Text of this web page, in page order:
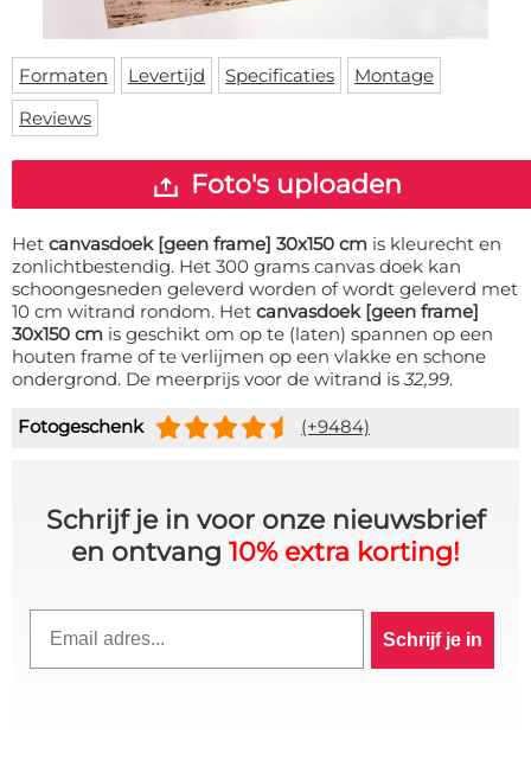
Vloermat
Skateboard deck
Levertijden
Inloggen
WhatsApp
Formaten Levertijd Specificaties
Montage
Reviews
Foto's uploaden
Het canvasdoek [geen frame] 30x150 cm is kleurecht en
zonlichtbestendig. Het 300 grams canvas doek kan
schoongesneden geleverd worden of wordt geleverd met
10 cm witrand rondom. Het canvasdoek [geen frame]
30x150 cm is geschikt om op te (laten) spannen op een
houten frame of te verlijmen op een vlakke en schone
ondergrond. De meerprijs voor de witrand is32,99.
Fotogeschenk (+9484)
Schrijf je in voor onze nieuwsbrief
en ontvang 10% extra korting!
Schrijf je in